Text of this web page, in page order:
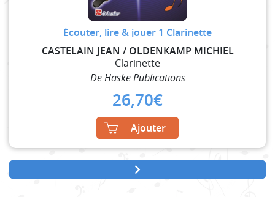
Écouter, lire & jouer 1 Clarinette
CASTELAIN JEAN / OLDENKAMP MICHIEL
Clarinette
De Haske Publications
26,70€
Ajouter